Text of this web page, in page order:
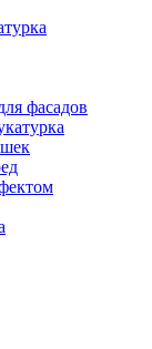
фасадов